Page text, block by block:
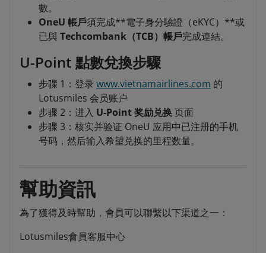
數。
OneU 帳戶須完成**電子身分驗證（eKYC）**或
已與Techcombank（TCB）帳戶完成連結。
U-Point 點數兌換步驟
步骤 1：登录 www.vietnamairlines.com 的
Lotusmiles 会员账户
步骤 2：进入 U-Point 奖励兑换页面
步骤 3：核实并验证 OneU 应用中已注册的手机
号码，然后输入希望兑换的里程数量。
幫助資訊
為了獲得及時幫助，會員可以聯繫以下渠道之一：
Lotusmiles會員客服中心